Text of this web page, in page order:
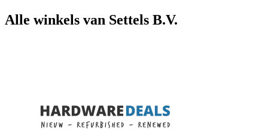
Alle winkels van Settels B.V.